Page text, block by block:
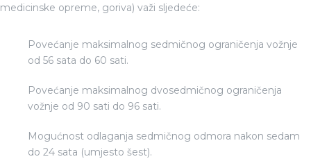
medicinske opreme, goriva) važi sljedeće:
Povećanje maksimalnog sedmičnog ograničenja vožnje
od 56 sata do 60 sati.
Povećanje maksimalnog dvosedmičnog ograničenja
vožnje od 90 sati do 96 sati.
Mogućnost odlaganja sedmičnog odmora nakon sedam
do 24 sata (umjesto šest).